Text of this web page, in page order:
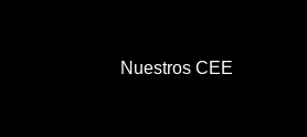
Nuestros CEE